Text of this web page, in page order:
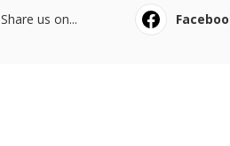
Share us on...